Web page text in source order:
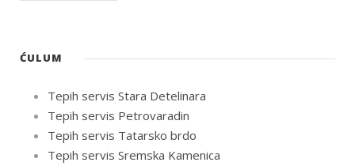
ĆULUM
Tepih servis Stara Detelinara
Tepih servis Petrovaradin
Tepih servis Tatarsko brdo
Tepih servis Sremska Kamenica